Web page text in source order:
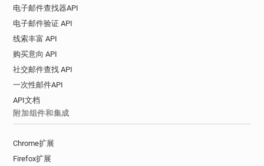
电子邮件查找器API
电子邮件验证 API
线索丰富 API
购买意向 API
社交邮件查找 API
一次性邮件API
API文档
附加组件和集成
Chrome扩展
Firefox扩展